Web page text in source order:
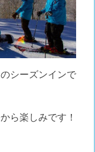
シーズンインで
ら楽しみです！